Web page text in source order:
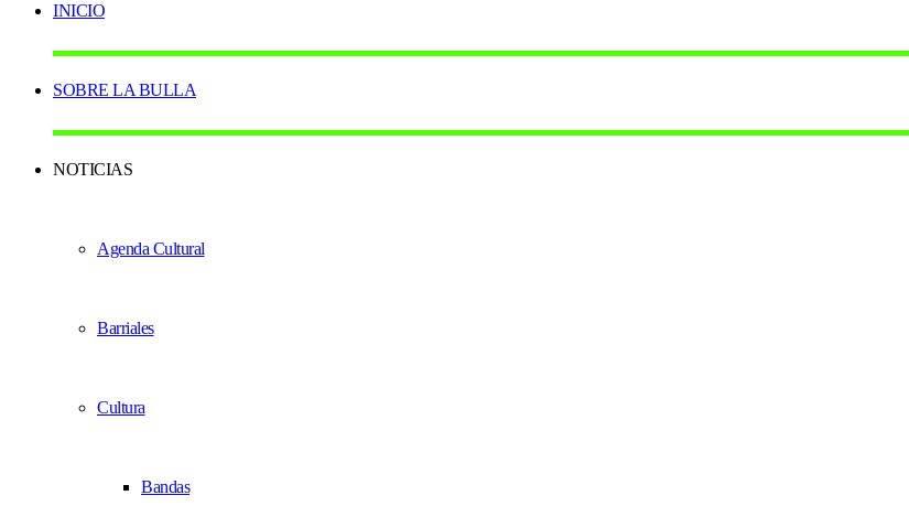
INICIO
SOBRE LA BULLA
NOTICIAS
Agenda Cultural
Barriales
Cultura
Bandas